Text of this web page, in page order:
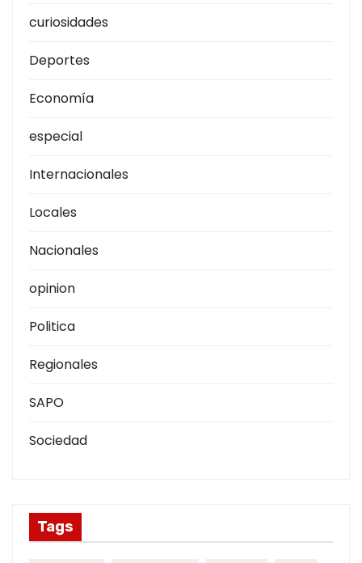
curiosidades
Deportes
Economía
especial
Internacionales
Locales
Nacionales
opinion
Politica
Regionales
SAPO
Sociedad
Tags